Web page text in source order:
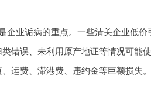
企业诟病的重点。一些清关企业低
错误、未利用原产地证等情况可能
运费、滞港费、违约金等巨额损失。